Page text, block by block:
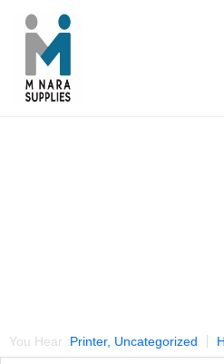
You Hear :Printer, Uncategorized